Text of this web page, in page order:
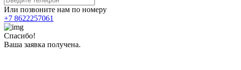
Или позвоните нам по номеру
+7 8622257061
Спасибо!
Ваша заявка получена.